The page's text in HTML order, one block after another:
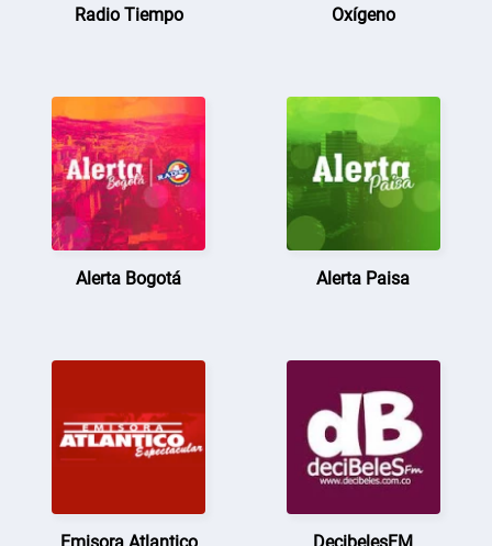
Radio Tiempo Oxígeno
Alerta Bogotá Alerta Paisa